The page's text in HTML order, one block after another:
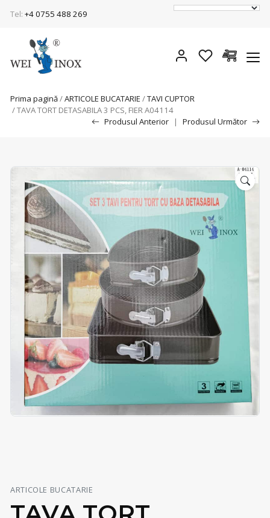
Tel: +4 0755 488 269
Prima pagină/ARTICOLE BUCATARIE /TAVI CUPTOR
/ TAVA TORT DETASABILA 3 PCS, FIER A04114
Produsul Anterior
| Produsul Următor
ARTICOLE BUCATARIE